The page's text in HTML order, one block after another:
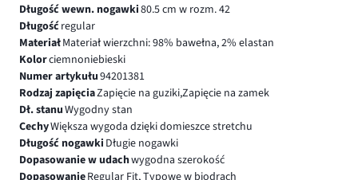
Długość wewn. nogawki80.5 cm w rozm. 42
Długośćregular
MateriałMateriał wierzchni: 98% bawełna, 2% elastan
Kolorciemnoniebieski
Numer artykułu94201381
Rodzaj zapięciaZapięcie na guziki,Zapięcie na zamek
Dł. stanuWygodny stan
CechyWiększa wygoda dzięki domieszce stretchu
Długość nogawki Długie nogawki
Dopasowanie w udachwygodna szerokość
DopasowanieRegular Fit, Typowe w biodrach